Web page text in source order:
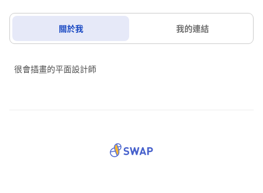
關於我 我的連結
很會插畫的平面設計師